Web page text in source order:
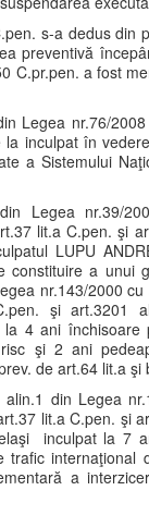
s-a dedus din
preventivă
C.pr.pen. a fost
Legea nr.76/
inculpat în
a Sistemului
Legea nr.39/
lit.a C.pen. şi
LUPU
constituire a unui
nr.143/2000
şi art.3201
la 4 ani închisoare
şi 2 ani
de art.64 lit.a şi
din Legea
lit.a C.pen. şi
inculpat la 7
trafic internaţional
a